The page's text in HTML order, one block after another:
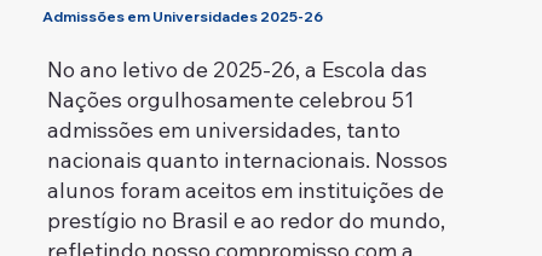
Admissões em Universidades 2025-26
No ano letivo de 2025-26, a Escola das
Nações orgulhosamente celebrou 51
admissões em universidades, tanto
nacionais quanto internacionais. Nossos
alunos foram aceitos em instituições de
prestígio no Brasil e ao redor do mundo,
refletindo nosso compromisso com a